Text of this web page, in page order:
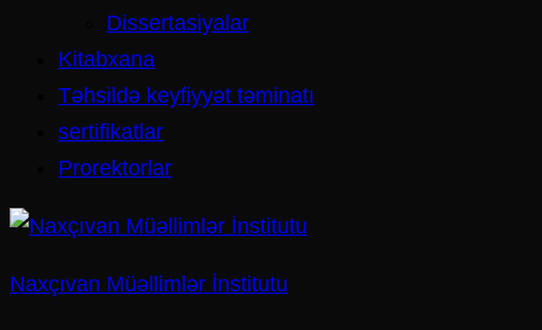
Dissertasiyalar
Kitabxana
Təhsildə keyfiyyət təminatı
sertifikatlar
Prorektorlar
Naxçıvan Müəllimlər İnstitutu